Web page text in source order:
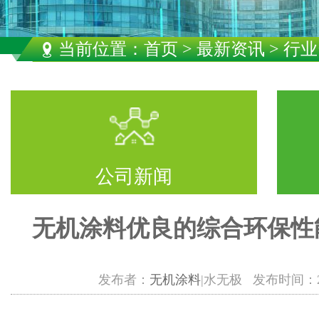
当前位置：首页>最新资讯> 行
公司新闻
无机涂料优良的综合环保
发布者： 无机涂料|水无极 发布时间：